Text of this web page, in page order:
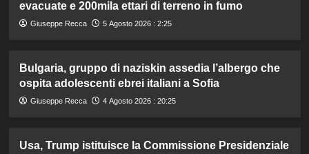
evacuate e 200mila ettari di terreno in fumo
Giuseppe Recca 5 Agosto 2026 : 2:25
Bulgaria, gruppo di naziskin assedia l’albergo che
ospita adolescenti ebrei italiani a Sofia
Giuseppe Recca 4 Agosto 2026 : 20:25
Usa, Trump istituisce la Commissione Presidenziale